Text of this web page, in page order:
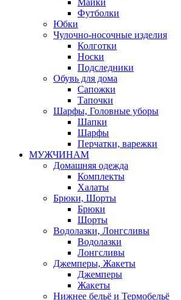
Майки
Футболки
Юбки
Чулочно-носочные изделия
Колготки
Носки
Подследники
Обувь для дома
Сапожки
Тапочки
Шарфы, Головные уборы
Шапки
Шарфы
Перчатки, варежки
МУЖЧИНАМ
Домашняя одежда
Комплекты
Халаты
Брюки, Шорты
Брюки
Шорты
Водолазки, Лонгсливы
Водолазки
Лонгсливы
Джемперы, Жакеты
Джемперы
Жакеты
Нижнее бельё и Термобельё